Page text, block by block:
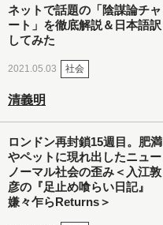
ネットで話題の「陰謀論チャ
ート」を徹底解説＆日本語訳
してみた
2021.05.03 社会
清義明
ロンドン再封鎖15週目。肥満
やペットに現れ出したニュー
ノーマル社会の歪み＜入江敦
彦の『足止め喰らい日記』
嫌々乍らReturns＞